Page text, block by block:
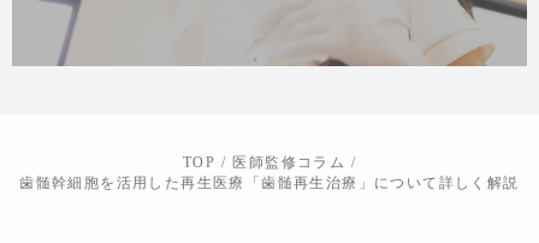
TOP
医師監修コラム
歯髄幹細胞を活用した再生医療「歯髄再生治療」について詳しく解説